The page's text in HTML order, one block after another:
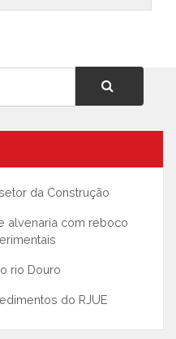
da Construção
alvenaria com reboco
rio Douro
do RJUE